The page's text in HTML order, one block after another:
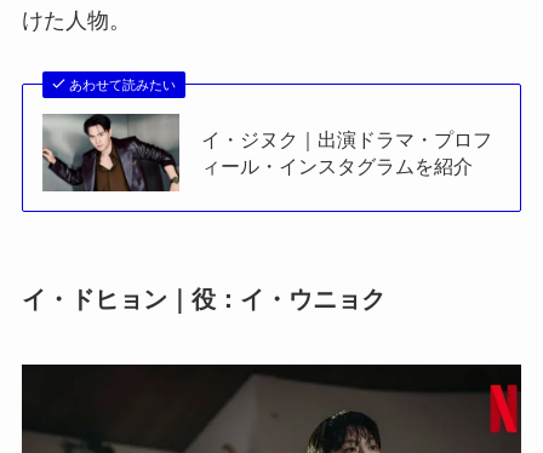
けた人物。
あわせて読みたい
イ・ジヌク｜出演ドラマ・プロフ
ィール・インスタグラムを紹介
イ・ドヒョン｜役：イ・ウニョク